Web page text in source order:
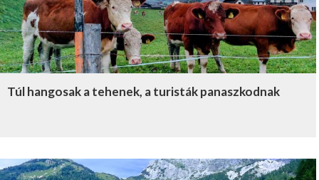
Túl hangosak a tehenek, a turisták panaszkodnak